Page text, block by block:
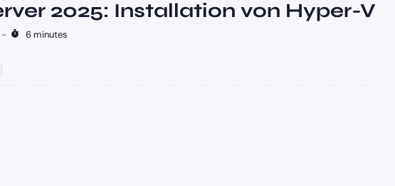
2025: Installation von Hyper-V
- 6 minutes